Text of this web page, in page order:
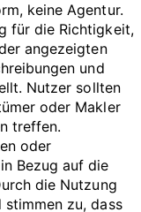
keine Agentur.
für die Richtigkeit,
angezeigten
und
Nutzer sollten
oder Makler
treffen.
oder
Bezug auf die
die Nutzung
zu, dass